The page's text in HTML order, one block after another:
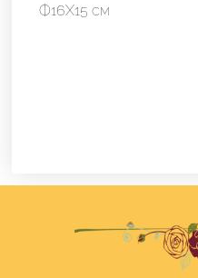
Ф16Х15 см